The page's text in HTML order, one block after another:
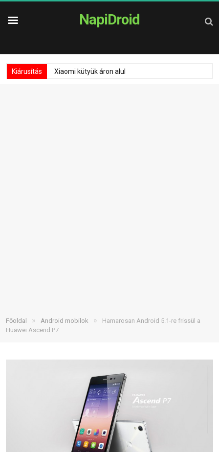
NapiDroid
Kiárusítás Xiaomi kütyük áron alul
Főoldal » Android mobilok »
Hamarosan Android 5.1-re frissül a
Huawei Ascend P7